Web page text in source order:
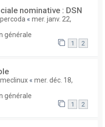
nominative : DSN
percoda « mer. janv. 22,
générale
1 2
meclinux « mer. déc. 18,
générale
1 2